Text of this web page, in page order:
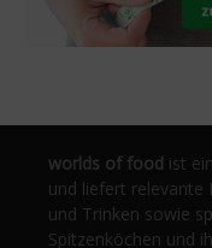
worlds of food ist
und liefert relevante
und Trinken sowie
Spitzenköchen und